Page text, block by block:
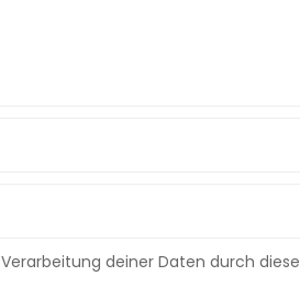
deiner Daten durch diese